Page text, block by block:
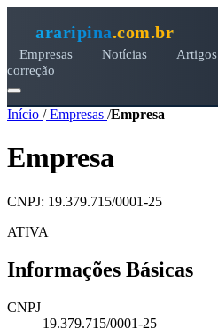
araripina.com.br
Empresas Notícias Artigos
correção
Início /Empresas /Empresa
Empresa
CNPJ: 19.379.715/0001-25
ATIVA
Informações Básicas
CNPJ
19.379.715/0001-25